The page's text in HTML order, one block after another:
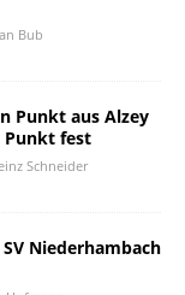
Bub
Punkt aus Alzey
Punkt fest
Schneider
Niederhambach